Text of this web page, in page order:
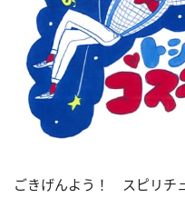
ごきげんよう！ スピリチ